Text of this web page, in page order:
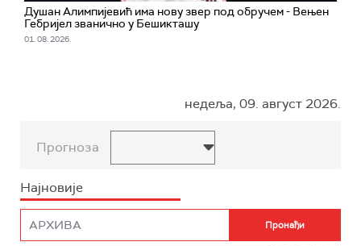
Душан Алимпијевић има нову звер под обручем - Вењен
Гебријел званично у Бешикташу
01. 08. 2026.
недеља, 09. август 2026.
Прогноза
Најновије